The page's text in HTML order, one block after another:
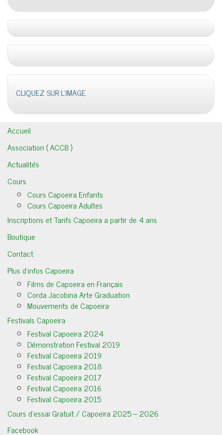
CLIQUEZ SUR L'IMAGE
Accueil
Association ( ACCB )
Actualités
Cours
Cours Capoeira Enfants
Cours Capoeira Adultes
Inscriptions et Tarifs Capoeira a partir de 4 ans
Boutique
Contact
Plus d’infos Capoeira
Films de Capoeira en Français
Corda Jacobina Arte Graduation
Mouvements de Capoeira
Festivals Capoeira
Festival Capoeira 2024
Démonstration Festival 2019
Festival Capoeira 2019
Festival Capoeira 2018
Festival Capoeira 2017
Festival Capoeira 2016
Festival Capoeira 2015
Cours d’essai Gratuit / Capoeira 2025 – 2026
Facebook